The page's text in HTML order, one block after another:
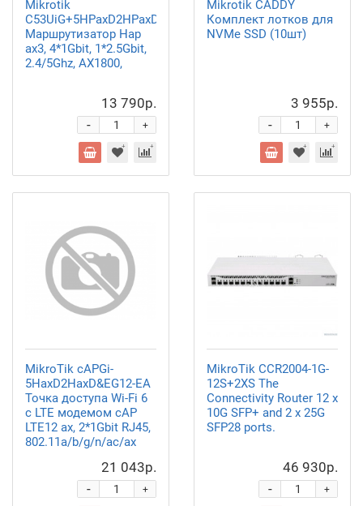
Mikrotik
C53UiG+5HPaxD2HPaxD
Маршрутизатор Hap
ax3, 4*1Gbit, 1*2.5Gbit,
2.4/5Ghz, AX1800,
13 790р.
+
-
Mikrotik CADDY
Комплект лотков для
NVMe SSD (10шт)
3 955р.
+
-
MikroTik cAPGi-
5HaxD2HaxD&EG12-EA
Точка доступа Wi-Fi 6
с LTE модемом cAP
LTE12 ax, 2*1Gbit RJ45,
802.11a/b/g/n/ac/ax
21 043р.
+
-
MikroTik CCR2004-1G-
12S+2XS The
Connectivity Router 12 x
10G SFP+ and 2 x 25G
SFP28 ports.
46 930р.
+
-